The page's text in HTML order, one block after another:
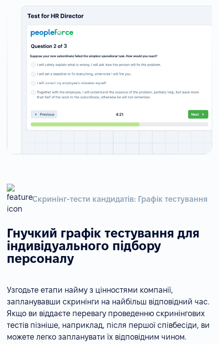
Скринінг-тести кандидатів: Графік тестування
Гнучкий графік тестування для
індивідуального підбору
персоналу
Узгодьте етапи найму з цінностями компанії,
запланувавши скринінги на найбільш відповідний час.
Якщо ви віддаєте перевагу проведенню скринінгових
тестів пізніше, наприклад, після першої співбесіди, ви
можете легко запланувати їх відповідним чином.